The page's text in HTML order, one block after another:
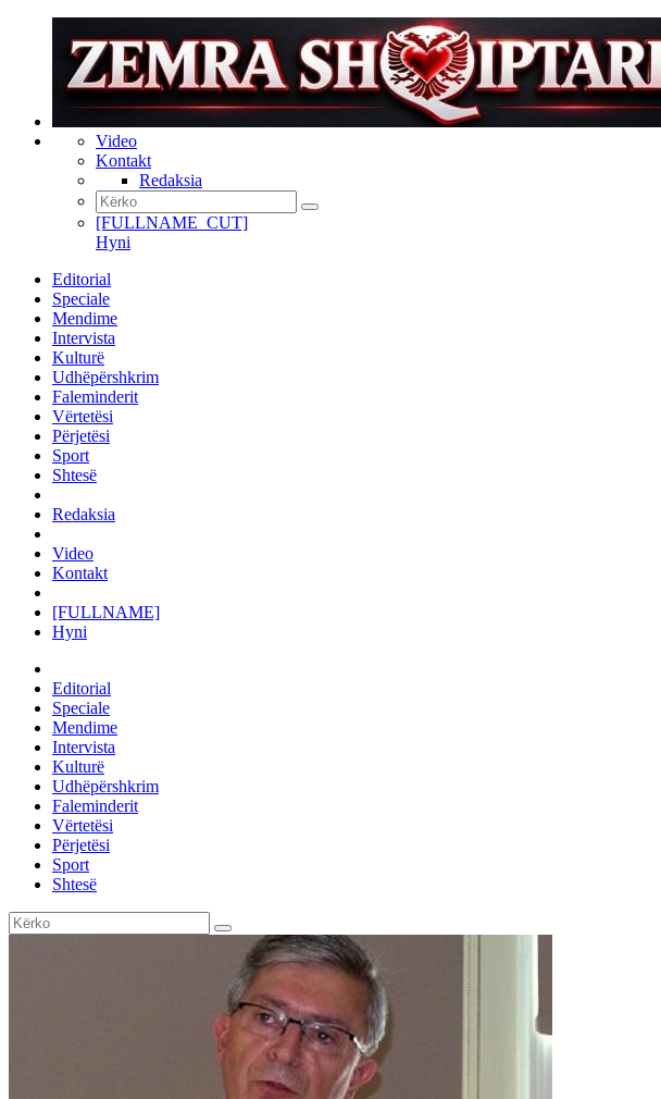
Video
Kontakt
Redaksia
[FULLNAME_CUT]
Hyni
Editorial
Speciale
Mendime
Intervista
Kulturë
Udhëpërshkrim
Faleminderit
Vërtetësi
Përjetësi
Sport
Shtesë
Redaksia
Video
Kontakt
[FULLNAME]
Hyni
Editorial
Speciale
Mendime
Intervista
Kulturë
Udhëpërshkrim
Faleminderit
Vërtetësi
Përjetësi
Sport
Shtesë